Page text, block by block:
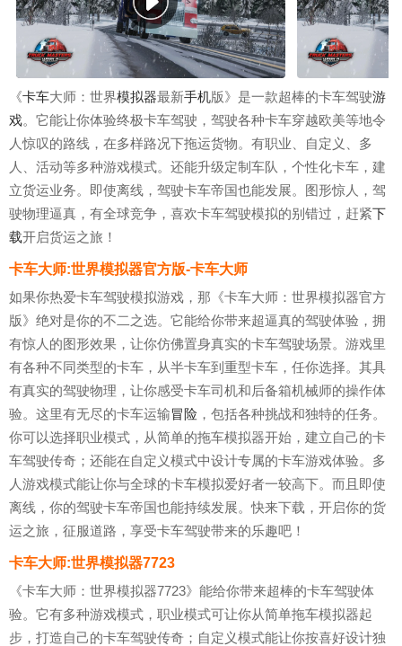
《卡车大师：世界模拟器最新手机版》是一款超棒的卡车驾驶游
戏。它能让你体验终极卡车驾驶，驾驶各种卡车穿越欧美等地令
人惊叹的路线，在多样路况下拖运货物。有职业、自定义、多
人、活动等多种游戏模式。还能升级定制车队，个性化卡车，建
立货运业务。即使离线，驾驶卡车帝国也能发展。图形惊人，驾
驶物理逼真，有全球竞争，喜欢卡车驾驶模拟的别错过，赶紧下
载开启货运之旅！
卡车大师:世界模拟器官方版-卡车大师
如果你热爱卡车驾驶模拟游戏，那《卡车大师：世界模拟器官方
版》绝对是你的不二之选。它能给你带来超逼真的驾驶体验，拥
有惊人的图形效果，让你仿佛置身真实的卡车驾驶场景。游戏里
有各种不同类型的卡车，从半卡车到重型卡车，任你选择。其具
有真实的驾驶物理，让你感受卡车司机和后备箱机械师的操作体
验。这里有无尽的卡车运输冒险 ，包括各种挑战和独特的任务。
你可以选择职业模式，从简单的拖车模拟器开始，建立自己的卡
车驾驶传奇；还能在自定义模式中设计专属的卡车游戏体验。多
人游戏模式能让你与全球的卡车模拟爱好者一较高下。而且即使
离线，你的驾驶卡车帝国也能持续发展。快来下载，开启你的货
运之旅，征服道路，享受卡车驾驶带来的乐趣吧！
卡车大师:世界模拟器7723
《卡车大师：世界模拟器7723》能给你带来超棒的卡车驾驶体
验。它有多种游戏模式，职业模式可让你从简单拖车模拟器起
步，打造自己的卡车驾驶传奇；自定义模式能让你按喜好设计独